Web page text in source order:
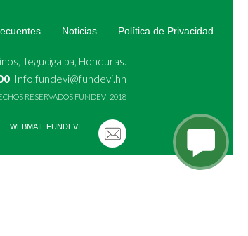
Noticias Política de Privacidad
Tegucigalpa, Honduras.
Info.fundevi@fundevi.hn
RESERVADOS FUNDEVI 2018
WEBMAIL FUNDEVI